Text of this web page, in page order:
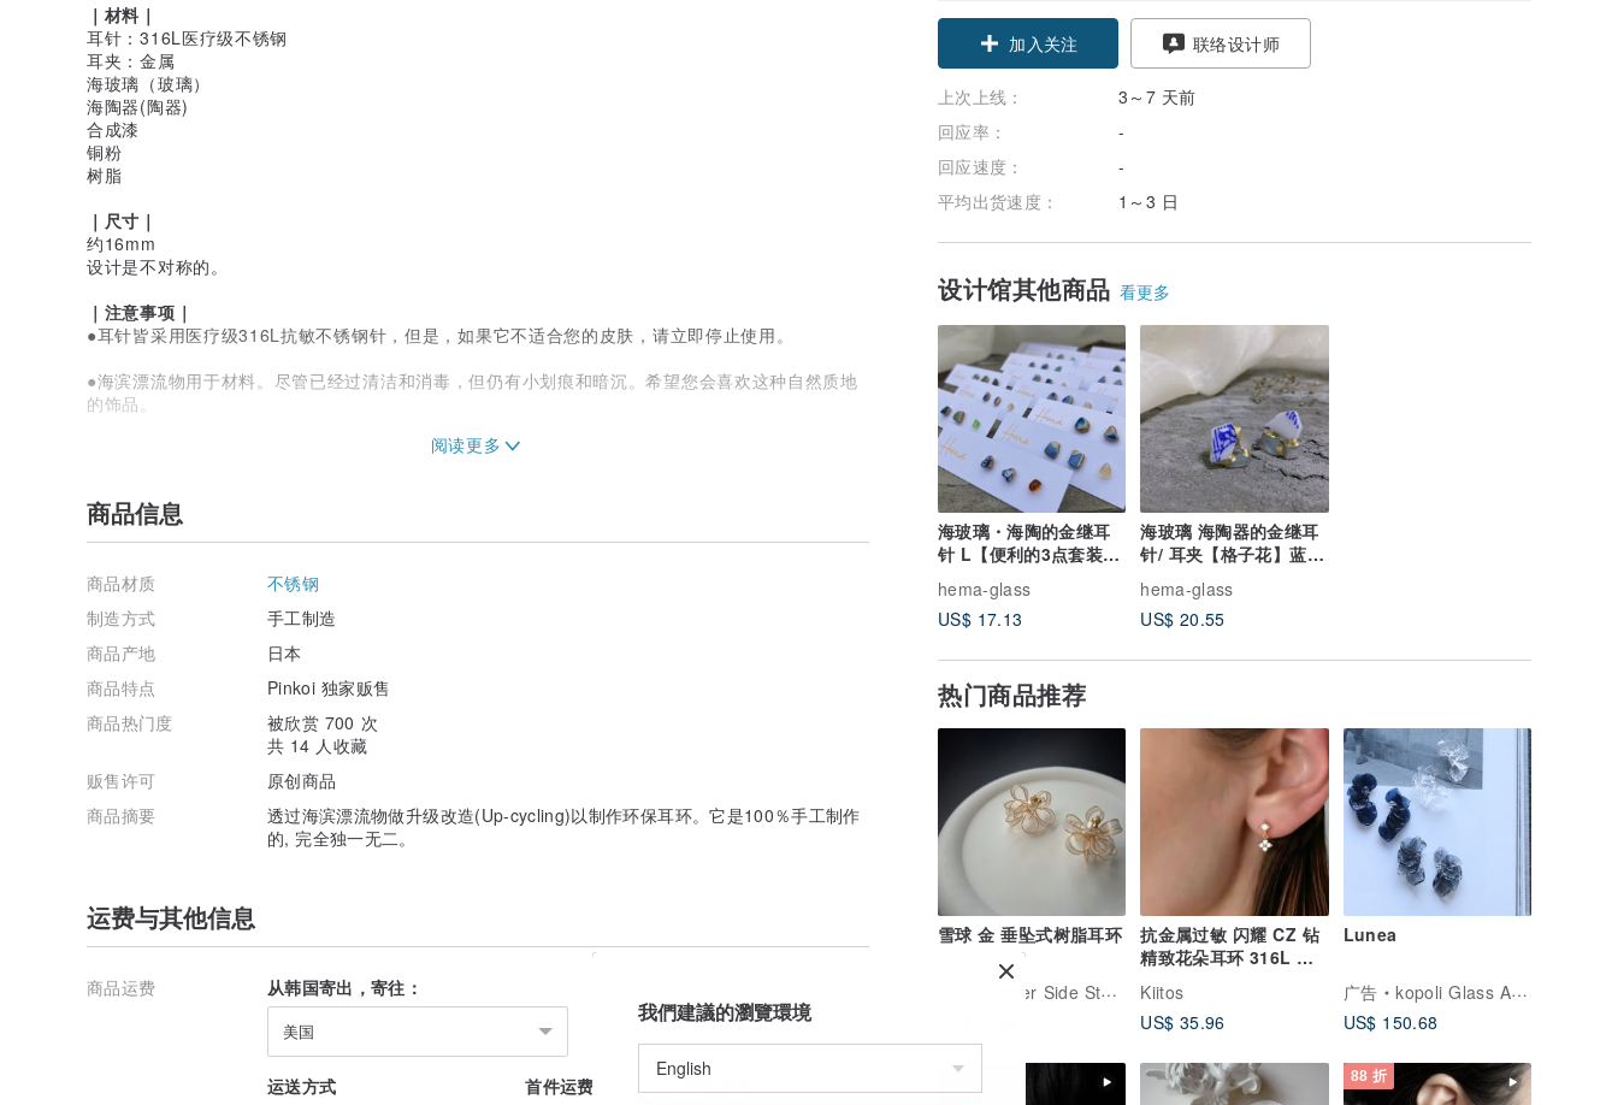
加入关注 联络设计师
上次上线：
3～7 天前
回应率：
-
回应速度：
-
平均出货速度：
1～3 日
设计馆其他商品 看更多
海玻璃・海陶的金继耳
针 L【便利的3点套装】
医疗级不锈钢
hema-glass
US$ 17.13
海玻璃 海陶器的金继耳
针/ 耳夹【格子花】蓝色
× 浅蓝色
hema-glass
US$ 20.55
热门商品推荐
雪球 金 垂坠式树脂耳环
Either Side Store
抗金属过敏 闪耀 CZ 钻
精致花朵耳环 316L 医
疗级不锈钢
Kiitos
US$ 35.96
Lunea
广告
kopoli Glass Accessories
US$ 150.68
88 折 88 折
｜材料｜
耳针：316L医疗级不锈钢
耳夹：金属
海玻璃（玻璃）
海陶器(陶器)
合成漆
铜粉
树脂
｜尺寸｜
约16mm
设计是不对称的。
｜注意事项｜
●耳针皆采用医疗级316L抗敏不锈钢针，但是，如果它不适合您的皮肤，请立即停止使用。
●海滨漂流物用于材料。尽管已经过清洁和消毒，但仍有小划痕和暗沉。希望您会喜欢这种自然质地
的饰品。
●视您正在查看的显示器而定，可能会出现色差。
｜保养｜
●用软布擦去所有污垢
｜国际运输｜
●目前，仅接受日本邮政的常规发货(国际e-packet)
将是带有保证和跟踪的挂号信。 由每个国家/地区的邮递组织发送。
●通常，这它会在1-2周内到达，但由于COVID-19的影响，会有所延迟。 感谢您的理解。 EMS也有
延迟，但是如果您愿意，请在购买前与设计师联系，我们将予以答复。
●COVID-19的影响,目前仅限于无法追踪和记录到美国，澳大利亚和加拿大的运输方式。 请注意，如
果发生邮寄事故，我们不能保证。
｜收据｜
基本上，我们不发行收据或发票。
｜减塑包装｜
作为我们可持续发展目标之一，我们将逐步从一次性塑料包装材料转变为纸质包装材料。
我们提供免费的简单包装服务。 如果你希望，请在购买时在评论中告知我们。 照片是一个例子。 包
商品信息
商品材质
不锈钢
制造方式
手工制造
商品产地
日本
商品特点
Pinkoi 独家贩售
商品热门度
被欣赏 700 次
共 14 人收藏
贩售许可
原创商品
商品摘要
透过海滨漂流物做升级改造(Up-cycling)以制作环保耳环。它是100％手工制作
的, 完全独一无二。
运费与其他信息
商品运费 从韩国寄出，寄往：
美国
运送方式 首件运费
续件加收
我們建議的瀏覽環境